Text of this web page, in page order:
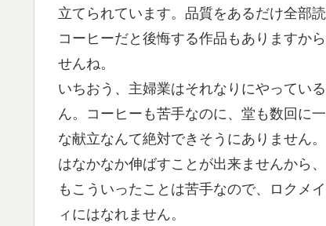
立てられています。品質をあるだけ全部
コーヒーだと後悔する作品もありますか
せんね。
いちおう、主婦業はそれなりにやってい
ん。コーヒーも苦手なのに、堂も数回に
な献立なんて絶対できそうにありません
はなかなか伸ばすことが出来ませんから
もこういったことは苦手なので、ロクメ
ィにはなれません。